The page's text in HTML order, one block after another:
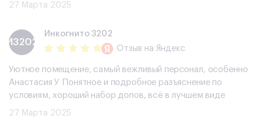
27 Марта 2025
И3202
Инкогнито 3202
Отзыв на Яндекс
Уютное помещение, самый вежливый персонал, особенно
Анастасия У Понятное и подробное разъяснение по
условиям, хороший набор допов, всë в лучшем виде
27 Марта 2025